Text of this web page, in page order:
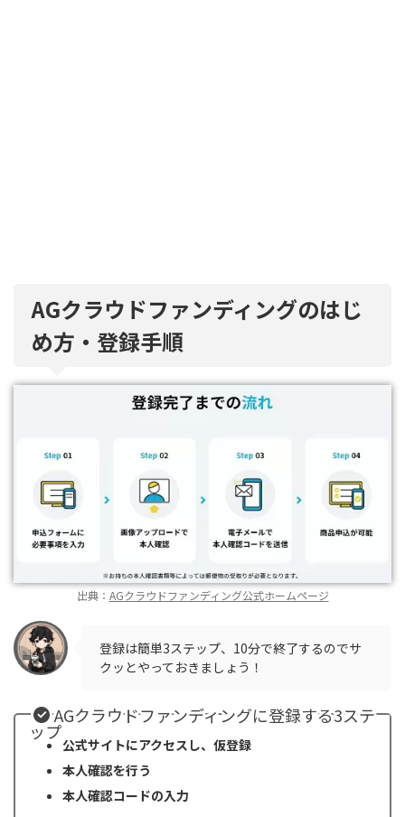
AGクラウドファンディングのはじ
め方・登録手順
出典： AGクラウドファンディング公式ホームページ
登録は簡単3ステップ、10分で終了するのでサ
クッとやっておきましょう！
AGクラウドファンディングに登録する3ステ
ップ
公式サイトにアクセスし、仮登録
本人確認を行う
本人確認コードの入力